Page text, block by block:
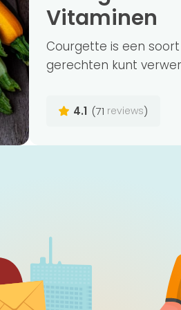
Vitaminen
Courgette is een
gerechten kunt
4.1 (71 reviews)